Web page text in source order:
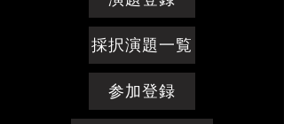
採択演題一覧
参加登録